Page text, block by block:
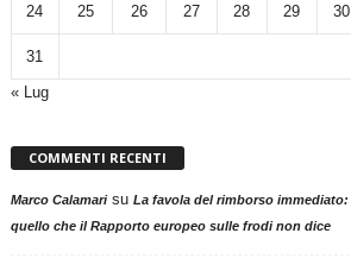
24 25 26 27 28 29 30
31
« Lug
COMMENTI RECENTI
Marco Calamarisu La favola del rimborso immediato:
quello che il Rapporto europeo sulle frodi non dice